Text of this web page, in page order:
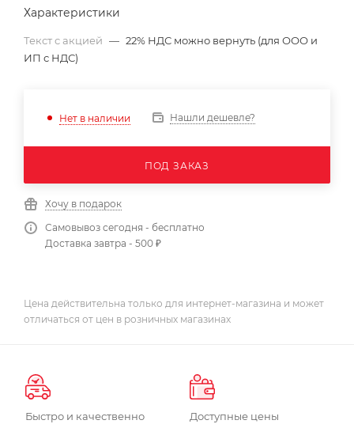
Характеристики
Текст с акцией — 22% НДС можно вернуть (для ООО и
ИП с НДС)
Нет в наличии Нашли дешевле?
ПОД ЗАКАЗ
Хочу в подарок
Самовывоз сегодня - бесплатно
Доставка завтра - 500 ₽
Цена действительна только для интернет-магазина и может
отличаться от цен в розничных магазинах
Быстро и качественно
Доступные цены